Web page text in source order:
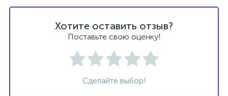
Хотите оставить отзыв?
Поставьте свою оценку!
Сделайте выбор!